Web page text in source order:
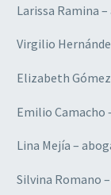
Larissa Ramina
Virgilio
Elizabeth
Emilio Camacho
Lina Mejía –
Silvina Romano